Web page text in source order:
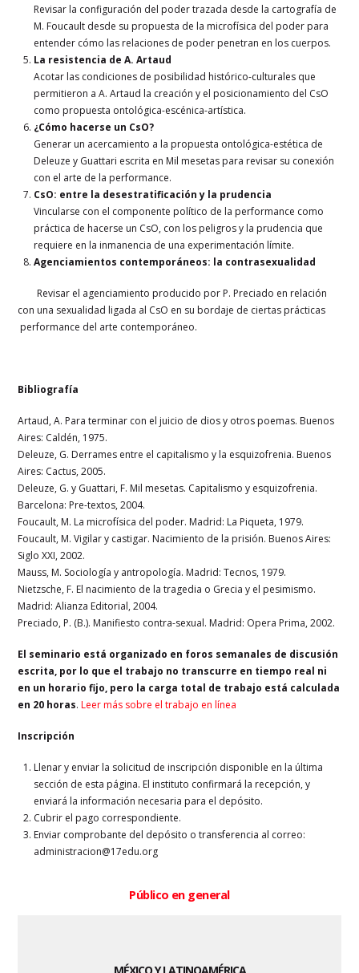
Revisar la configuración del poder trazada desde la cartografía de
M. Foucault desde su propuesta de la microfísica del poder para
entender cómo las relaciones de poder penetran en los cuerpos.
La resistencia de A. Artaud
Acotar las condiciones de posibilidad histórico-culturales que
permitieron a A. Artaud la creación y el posicionamiento del CsO
como propuesta ontológica-escénica-artística.
¿Cómo hacerse un CsO?
Generar un acercamiento a la propuesta ontológica-estética de
Deleuze y Guattari escrita en Mil mesetas para revisar su conexión
con el arte de la performance.
CsO: entre la desestratificación y la prudencia
Vincularse con el componente político de la performance como
práctica de hacerse un CsO, con los peligros y la prudencia que
requiere en la inmanencia de una experimentación límite.
Agenciamientos contemporáneos: la contrasexualidad
Revisar el agenciamiento producido por P. Preciado en relación
con una sexualidad ligada al CsO en su bordaje de ciertas prácticas
performance del arte contemporáneo.
Bibliografía
Artaud, A. Para terminar con el juicio de dios y otros poemas. Buenos
Aires: Caldén, 1975.
Deleuze, G. Derrames entre el capitalismo y la esquizofrenia. Buenos
Aires: Cactus, 2005.
Deleuze, G. y Guattari, F. Mil mesetas. Capitalismo y esquizofrenia.
Barcelona: Pre-textos, 2004.
Foucault, M. La microfísica del poder. Madrid: La Piqueta, 1979.
Foucault, M. Vigilar y castigar. Nacimiento de la prisión. Buenos Aires:
Siglo XXI, 2002.
Mauss, M. Sociología y antropología. Madrid: Tecnos, 1979.
Nietzsche, F. El nacimiento de la tragedia o Grecia y el pesimismo.
Madrid: Alianza Editorial, 2004.
Preciado, P. (B.). Manifiesto contra-sexual. Madrid: Opera Prima, 2002.
El seminario está organizado en foros semanales de discusión
escrita, por lo que el trabajo no transcurre en tiempo real ni
en un horario fijo, pero la carga total de trabajo está calculada
en 20 horas.Leer más sobre el trabajo en línea
Inscripción
Llenar y enviar la solicitud de inscripción disponible en la última
sección de esta página. El instituto confirmará la recepción, y
enviará la información necesaria para el depósito.
Cubrir el pago correspondiente.
Enviar comprobante del depósito o transferencia al correo:
administracion@17edu.org
Público en general